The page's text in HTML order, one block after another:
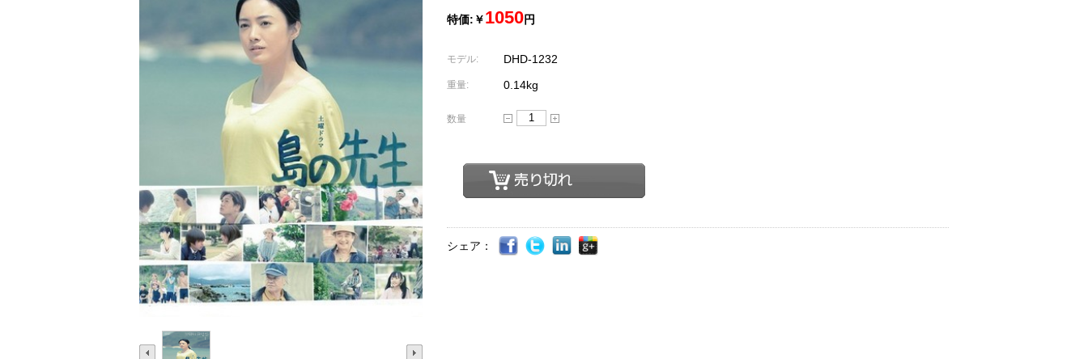
特価:￥1050円
モデル: DHD-1232
重量: 0.14kg
数量
シェア：